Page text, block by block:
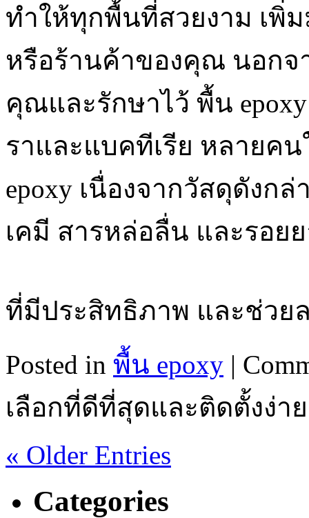
ทำให้ทุกพื้นที่สวยงาม เพิ่
หรือร้านค้าของคุณ นอกจ
คุณและรักษาไว้ พื้น
ราและแบคทีเรีย หลายค
epoxy เนื่องจากวัสดุดังก
เคมี สารหล่อลื่น และรอย
ที่มีประสิทธิภาพ และช่วย
Posted in พื้น epoxy |
เลือกที่ดีที่สุดและติดตั้งง่าย
« Older Entries
Categories